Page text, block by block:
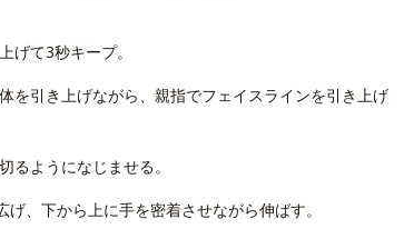
て3秒キープ。
引き上げながら、親指でフェイスラインを引き上げ
ようになじませる。
、下から上に手を密着させながら伸ばす。